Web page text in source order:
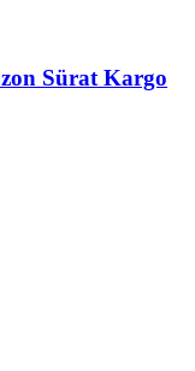
Sürat Kargo